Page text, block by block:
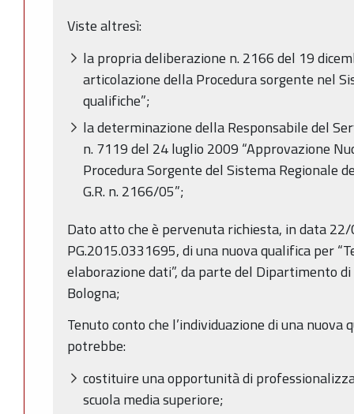
Viste altresì:
la propria deliberazione n. 2166 del 19
articolazione della Procedura sorgente nel
qualifiche”;
la determinazione della Responsabile del
n. 7119 del 24 luglio 2009 “Approvazione
Procedura Sorgente del Sistema Regionale
G.R. n. 2166/05”;
Dato atto che è pervenuta richiesta, in data
PG.2015.0331695, di una nuova qualifica per
elaborazione dati”, da parte del Dipartimento
Bologna;
Tenuto conto che l’individuazione di una
potrebbe:
costituire una opportunità di
scuola media superiore;